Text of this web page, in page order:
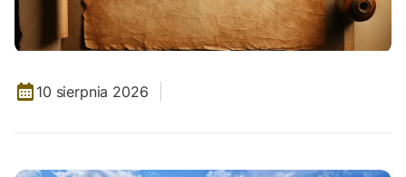
10 sierpnia 2026